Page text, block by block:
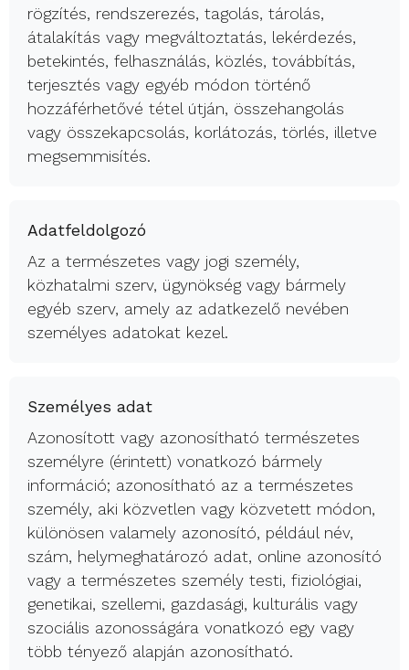
rögzítés, rendszerezés, tagolás, tárolás,
átalakítás vagy megváltoztatás, lekérdezés,
betekintés, felhasználás, közlés, továbbítás,
terjesztés vagy egyéb módon történő
hozzáférhetővé tétel útján, összehangolás
vagy összekapcsolás, korlátozás, törlés, illetve
megsemmisítés.
Adatfeldolgozó
Az a természetes vagy jogi személy,
közhatalmi szerv, ügynökség vagy bármely
egyéb szerv, amely az adatkezelő nevében
személyes adatokat kezel.
Személyes adat
Azonosított vagy azonosítható természetes
személyre (érintett) vonatkozó bármely
információ; azonosítható az a természetes
személy, aki közvetlen vagy közvetett módon,
különösen valamely azonosító, például név,
szám, helymeghatározó adat, online azonosító
vagy a természetes személy testi, fiziológiai,
genetikai, szellemi, gazdasági, kulturális vagy
szociális azonosságára vonatkozó egy vagy
több tényező alapján azonosítható.